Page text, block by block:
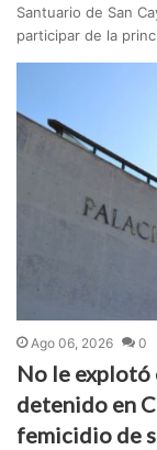
Santuario de San
participar de la
Ago 06, 2026 0
No le explotó
detenido en
femicidio de